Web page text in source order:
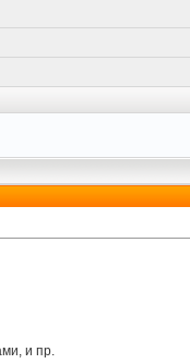
и пр.